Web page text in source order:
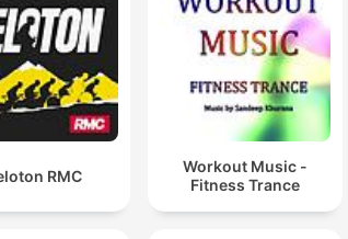
RMC
Workout Music -
Fitness Trance